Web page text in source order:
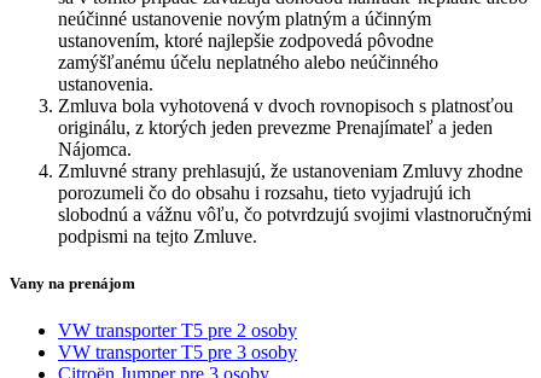
neúčinné ustanovenie novým platným a účinným
ustanovením, ktoré najlepšie zodpovedá pôvodne
zamýšľanému účelu neplatného alebo neúčinného
ustanovenia.
Zmluva bola vyhotovená v dvoch rovnopisoch s platnosťou
originálu, z ktorých jeden prevezme Prenajímateľ a jeden
Nájomca.
Zmluvné strany prehlasujú, že ustanoveniam Zmluvy zhodne
porozumeli čo do obsahu i rozsahu, tieto vyjadrujú ich
slobodnú a vážnu vôľu, čo potvrdzujú svojimi vlastnoručnými
podpismi na tejto Zmluve.
Vany na prenájom
VW transporter T5 pre 2 osoby
VW transporter T5 pre 3 osoby
Citroën Jumper pre 3 osoby